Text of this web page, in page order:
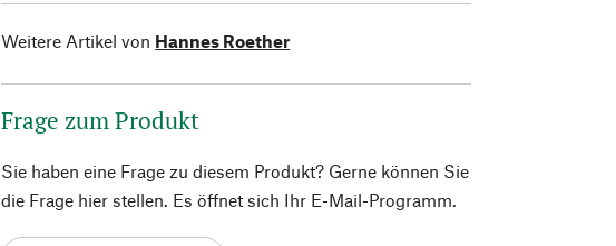
Weitere Artikel von Hannes Roether
Frage zum Produkt
Sie haben eine Frage zu diesem Produkt? Gerne können Sie
die Frage hier stellen. Es öffnet sich Ihr E-Mail-Programm.